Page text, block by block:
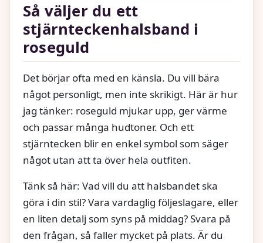
Så väljer du ett
stjärnteckenhalsband i
roseguld
Det börjar ofta med en känsla. Du vill bära
något personligt, men inte skrikigt. Här är hur
jag tänker: roseguld mjukar upp, ger värme
och passar många hudtoner. Och ett
stjärntecken blir en enkel symbol som säger
något utan att ta över hela outfiten.
Tänk så här: Vad vill du att halsbandet ska
göra i din stil? Vara vardaglig följeslagare, eller
en liten detalj som syns på middag? Svara på
den frågan, så faller mycket på plats. Är du